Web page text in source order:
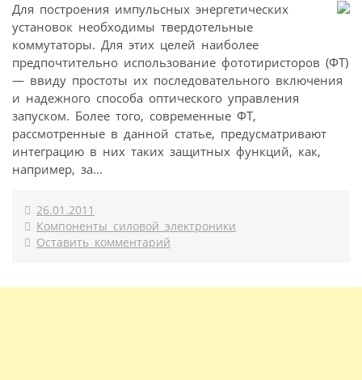
Для построения импульсных энергетических
установок необходимы твердотельные
коммутаторы. Для этих целей наиболее
предпочтительно использование фототиристоров (ФТ)
— ввиду простоты их последовательного включения
и надежного способа оптического управления
запуском. Более того, современные ФТ,
рассмотренные в данной статье, предусматривают
интеграцию в них таких защитных функций, как,
например, за...
26.01.2011
Компоненты силовой электроники
Оставить комментарий